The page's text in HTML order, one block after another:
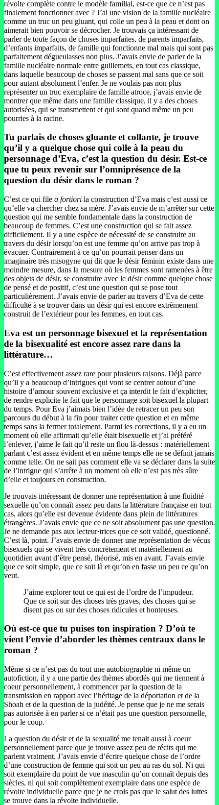
révolte complète contre le modèle familial, est-ce que ce n’est pas
finalement fonctionner avec ? J’ai une vision de la famille nucléaire
comme un truc un peu gluant, qui colle un peu à la peau et dont on
aimerait bien pouvoir se décrocher. Je trouvais ça intéressant de
parler de toute façon de choses imparfaites, de parents imparfaits,
d’enfants imparfaits, de famille qui fonctionne mal mais qui sont pas
parfaitement dégueulasses non plus. J’avais envie de parler de la
famille nucléaire normale entre guillemets, en tout cas classique,
dans laquelle beaucoup de choses se passent mal sans que ce soit
pour autant absolument l’enfer. Je ne voulais pas non plus
représenter un truc exemplaire de famille atroce, j’avais envie de
montrer que même dans une famille classique, il y a des choses
autorisées, qui se transmettent et qui sont quand même un peu
pourries à la racine.
Tu parlais de choses gluante et collante, je trouve
qu’il y a quelque chose qui colle à la peau du
personnage d’Eva, c’est la question du désir. Est-ce
que tu peux revenir sur l’omniprésence de la
question du désir dans le roman ?
C’est ce qui file a fortiori la construction d’Eva mais c’est aussi ce
qu’elle va chercher chez sa mère. J’avais envie de m’arrêter sur cette
question qui me semble fondamentale dans la construction de
beaucoup de femmes. C’est une construction qui se fait assez
difficilement. Il y a une espèce de nécessité de se construire au
travers du désir lorsqu’on est une femme qu’on arrive pas trop à
évacuer. Contrairement à ce qu’on pourrait penser dans un
imaginaire très misogyne qui dit que le désir féminin existe dans une
moindre mesure, dans la mesure où les femmes sont ramenées à être
des objets de désir, se construire avec le désir comme quelque chose
de pensé et de positif, c’est une question qui se pose tout
particulièrement. J’avais envie de parler au travers d’Eva de cette
difficulté à se trouver dans un désir qui est encore extrêmement
construit de l’extérieur pour les femmes, en tout cas.
Eva est un personnage bisexuel et la représentation
de la bisexualité est encore assez rare dans la
littérature…
C’est effectivement assez rare pour plusieurs raisons. Déjà parce
qu’il y a beaucoup d’intrigues qui vont se centrer autour d’une
histoire d’amour souvent exclusive et ça interdit le fait d’expliciter,
de rendre explicite le fait que le personnage soit bisexuel la plupart
du temps. Pour Eva j’aimais bien l’idée de retracer un peu son
parcours du début à la fin pour traiter cette question et en même
temps sans la fermer totalement. Parmi les corrections, il y a eu un
moment où elle affirmait qu’elle était bisexuelle et j’ai préféré
l’enlever, j’aime le fait qu’il reste un flou là-dessus : matériellement
parlant c’est assez évident et en même temps elle ne se définit jamais
comme telle. On ne sait pas comment elle va se déclarer dans la suite
de l’intrigue qui s’arrête à un moment où elle n’est pas très sûre
d’elle et toujours en construction.
Je trouvais intéressant de donner une représentation à une fluidité
sexuelle qu’on connaît assez peu dans la littérature française en tout
cas, alors qu’elle est devenue évidente dans plein de littératures
étrangères. J’avais envie que ce ne soit absolument pas une question.
Je ne demande pas aux lecteur·trices que ce soit validé, questionné.
C’est là, point. J’avais envie de donner une représentation de vécus
bisexuels qui se vivent très concrètement et matériellement au
quotidien avant d’être pensé, théorisé, mis en avant. J’avais envie
que ce soit simple, que ce soit là et qu’on en fasse un peu ce qu’on
veut.
J’aime explorer tout ce qui est de l’ordre de l’impudeur.
Que ce soit sur des choses très graves, des choses qui se
disent pas ou sur des choses ridicules et honteuses.
Où est-ce que tu puises ton inspiration ? D’où te
vient l’envie d’aborder les thèmes centraux dans le
roman ?
Même si ce n’est pas du tout une autobiographie ni même un
autofiction, il y a une partie des thèmes abordés qui me tiennent à
coeur personnellement, à commencer par la question de la
transmission en rapport avec l’héritage de la déportation et de la
Shoah et de la question de la judéité. Je pense que je ne me serais
pas autorisée à en parler si ce n’était pas une question personnelle,
pour le coup.
La question du désir et de la sexualité me tenait aussi à coeur
personnellement parce que je trouve assez peu de récits qui me
parlent vraiment. J’avais envie d’écrire quelque chose de l’ordre
d’une construction de femme qui soit un peu au ras du sol. Ni qui
soit exemplaire du point de vue masculin qu’on connaît depuis des
siècles, ni qui soit complètement exemplaire dans une espèce de
révolte individuelle parce que je ne crois pas que le salut des luttes
se trouve dans la révolte individuelle.